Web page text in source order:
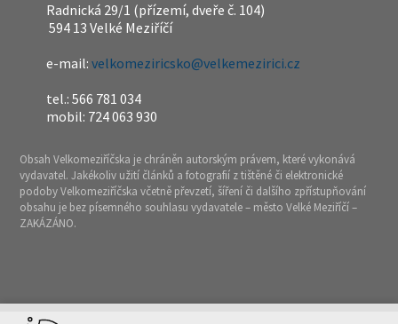
Radnická 29/1 (přízemí, dveře č. 104)
594 13 Velké Meziříčí
e-mail:velkomeziricsko@velkemezirici.cz
tel.: 566 781 034
mobil: 724 063 930
Obsah Velkomeziříčska je chráněn autorským právem, které vykonává
vydavatel. Jakékoliv užití článků a fotografií z tištěné či elektronické
podoby Velkomeziříčska včetně převzetí, šíření či dalšího zpřístupňování
obsahu je bez písemného souhlasu vydavatele – město Velké Meziříčí –
ZAKÁZÁNO.